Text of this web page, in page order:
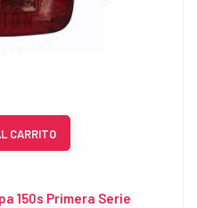
CARRITO
150s Primera Serie